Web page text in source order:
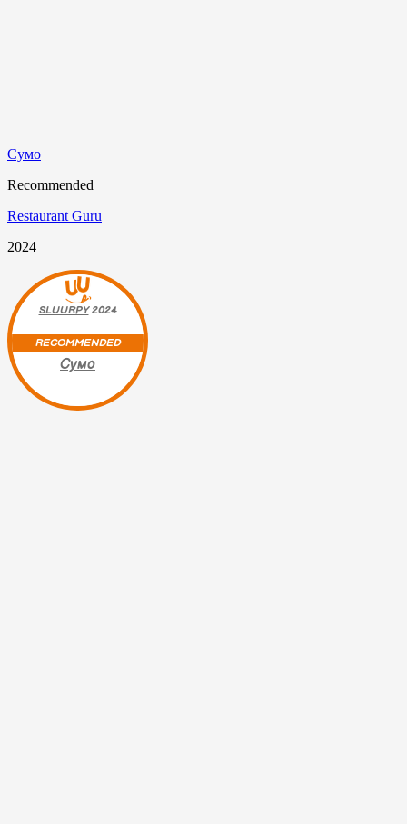
Сумо
Recommended
Restaurant Guru
2024
SLUURPY2024
RECOMMENDED
Сумо